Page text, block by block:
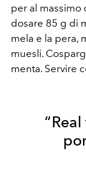
per al massimo
dosare 85 g di
mela e la pera,
muesli.
menta. Servire